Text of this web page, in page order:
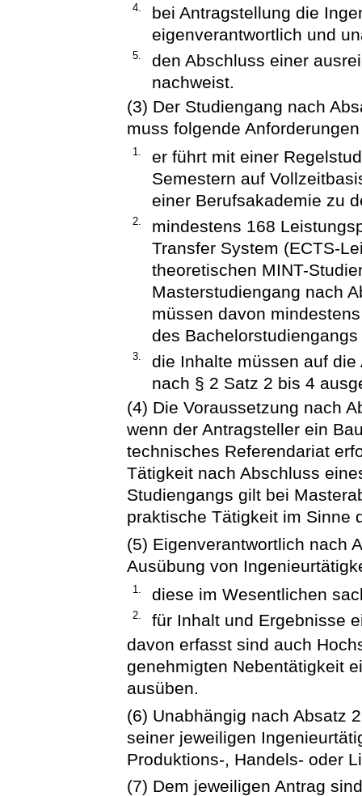
4.
bei Antragstellung die
eigenverantwortlich und
5.
den Abschluss einer
nachweist.
(3) Der Studiengang nach
muss folgende
1.
er führt mit einer
Semestern auf
einer Berufsakademie zu
2.
mindestens 168
Transfer System (ECTS-
theoretischen MINT-
Masterstudiengang nach
müssen davon
des
3.
die Inhalte müssen auf
nach § 2 Satz 2 bis 4
(4) Die Voraussetzung nach
wenn der Antragsteller ein
technisches Referendariat
Tätigkeit nach Abschluss
Studiengangs gilt bei
praktische Tätigkeit im Sinne
(5) Eigenverantwortlich nach
Ausübung von
1. diese im Wesentlichen
2.
für Inhalt und Ergebnisse
davon erfasst sind auch
genehmigten Nebentätigkeit
ausüben.
(6) Unabhängig nach Absatz
seiner jeweiligen
Produktions-, Handels- oder
(7) Dem jeweiligen Antrag